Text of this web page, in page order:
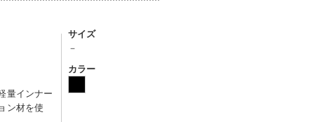
量インナー
ン材を使
サイズ
－
カラー